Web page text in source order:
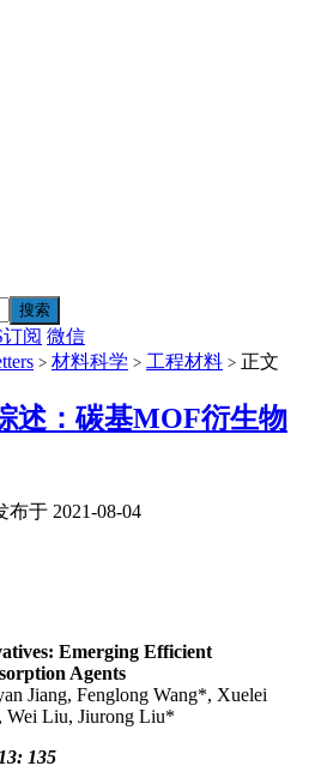
订阅 微信
> 材料科学 > 工程材料 > 正文
述：碳基MOF衍生物
布于 2021-08-04
Emerging Efficient
Agents
Jiang, Fenglong Wang*, Xuelei
Wei Liu, Jiurong Liu*
13: 135